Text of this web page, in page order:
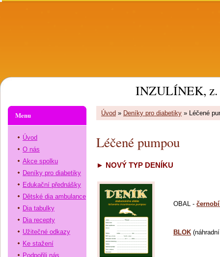
INZULÍNEK, z.
Úvod » Deníky pro diabetiky » Léčené
Léčené pumpou
► NOVÝ TYP DENÍKU
OBAL -
BLOK
Menu
Úvod
O nás
Akce spolku
Deníky pro diabetiky
Edukační přednášky
Dětské dia ambulance
Dia tabulky
Dia recepty
Užitečné odkazy
Ke stažení
Podpořili nás